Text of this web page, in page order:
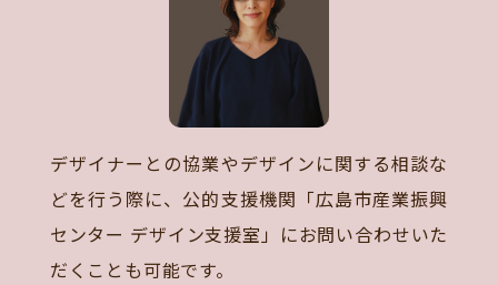
デザイナーとの協業やデザインに関する相談な
どを行う際に、公的支援機関「広島市産業振興
センター デザイン支援室」にお問い合わせいた
だくことも可能です。